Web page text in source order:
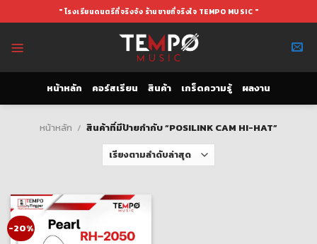
to
" โรงเรียนดนตรีที่จริงจัง ร้านขายที่จริงใจ TEMPO MUSIC "
หน้าหลัก คอร์สเรียน สินค้า เกร็ดความรู้ ผลงาน
หน้าหลัก / สินค้าที่มีป้ายกำกับ “POSILINK CAM HI-HAT”
-20%